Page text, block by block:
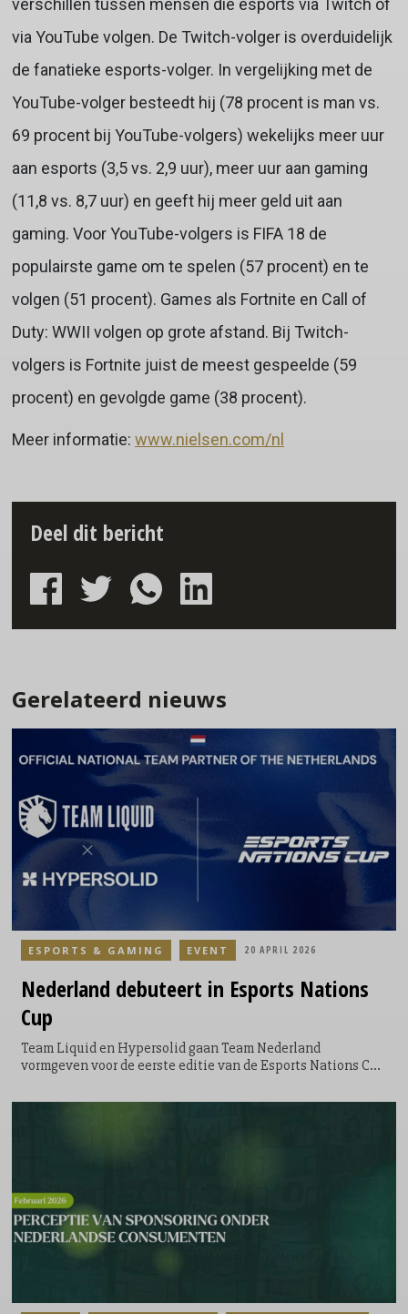
verschillen tussen mensen die esports via Twitch of
via YouTube volgen. De Twitch-volger is overduidelijk
de fanatieke esports-volger. In vergelijking met de
YouTube-volger besteedt hij (78 procent is man vs.
69 procent bij YouTube-volgers) wekelijks meer uur
aan esports (3,5 vs. 2,9 uur), meer uur aan gaming
(11,8 vs. 8,7 uur) en geeft hij meer geld uit aan
gaming. Voor YouTube-volgers is FIFA 18 de
populairste game om te spelen (57 procent) en te
volgen (51 procent). Games als Fortnite en Call of
Duty: WWII volgen op grote afstand. Bij Twitch-
volgers is Fortnite juist de meest gespeelde (59
procent) en gevolgde game (38 procent).
Meer informatie: www.nielsen.com/nl
Deel dit bericht
Gerelateerd nieuws
Nederland debuteert in Esports Nations
Cup
Team Liquid en Hypersolid gaan Team Nederland
vormgeven voor de eerste editie van de Esports Nations Cup
Nederlandse partijen worden verantwoordelijk voor de
ESPORTS & GAMING EVENT 20 APRIL 2026